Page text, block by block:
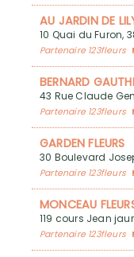
AU JARDIN DE
10 Quai du Furon,
Partenaire 123fleurs
BERNARD
43 Rue Claude
Partenaire 123fleurs
GARDEN FLEURS
30 Boulevard
Partenaire 123fleurs
MONCEAU
119 cours Jean
Partenaire 123fleurs